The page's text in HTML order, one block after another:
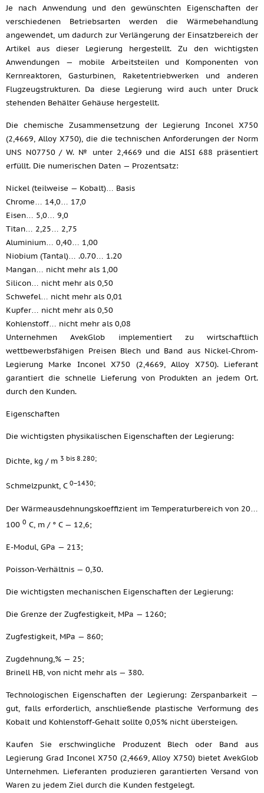
Je nach Anwendung und den gewünschten Eigenschaften der
verschiedenen Betriebsarten werden die Wärmebehandlung
angewendet, um dadurch zur Verlängerung der Einsatzbereich der
Artikel aus dieser Legierung hergestellt. Zu den wichtigsten
Anwendungen — mobile Arbeitsteilen und Komponenten von
Kernreaktoren, Gasturbinen, Raketentriebwerken und anderen
Flugzeugstrukturen. Da diese Legierung wird auch unter Druck
stehenden Behälter Gehäuse hergestellt.
Die chemische Zusammensetzung der Legierung Inconel X750
(2,4669, Alloy X750), die die technischen Anforderungen der Norm
UNS N07750 / W. № unter 2,4669 und die AISI 688 präsentiert
erfüllt. Die numerischen Daten — Prozentsatz:
Nickel (teilweise — Kobalt)… Basis
Chrome… 14,0… 17,0
Eisen… 5,0… 9,0
Titan… 2,25… 2,75
Aluminium… 0,40… 1,00
Niobium (Tantal)… .0.70… 1.20
Mangan… nicht mehr als 1,00
Silicon… nicht mehr als 0,50
Schwefel… nicht mehr als 0,01
Kupfer… nicht mehr als 0,50
Kohlenstoff… nicht mehr als 0,08
Unternehmen AvekGlob implementiert zu wirtschaftlich
wettbewerbsfähigen Preisen Blech und Band aus Nickel-Chrom-
Legierung Marke Inconel X750 (2,4669, Alloy X750). Lieferant
garantiert die schnelle Lieferung von Produkten an jedem Ort.
durch den Kunden.
Eigenschaften
Die wichtigsten physikalischen Eigenschaften der Legierung:
Dichte, kg / m 3 bis 8.280;
Schmelzpunkt, C 0−1430;
Der Wärmeausdehnungskoeffizient im Temperaturbereich von 20…
100 0 C, m / ° C — 12,6;
E-Modul, GPa — 213;
Poisson-Verhältnis — 0,30.
Die wichtigsten mechanischen Eigenschaften der Legierung:
Die Grenze der Zugfestigkeit, MPa — 1260;
Zugfestigkeit, MPa — 860;
Zugdehnung,% — 25;
Brinell HB, von nicht mehr als — 380.
Technologischen Eigenschaften der Legierung: Zerspanbarkeit —
gut, falls erforderlich, anschließende plastische Verformung des
Kobalt und Kohlenstoff-Gehalt sollte 0,05% nicht übersteigen.
Kaufen Sie erschwingliche Produzent Blech oder Band aus
Legierung Grad Inconel X750 (2,4669, Alloy X750) bietet AvekGlob
Unternehmen. Lieferanten produzieren garantierten Versand von
Waren zu jedem Ziel durch die Kunden festgelegt.